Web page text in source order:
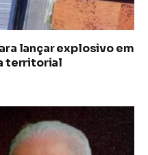
lançar explosivo em
territorial